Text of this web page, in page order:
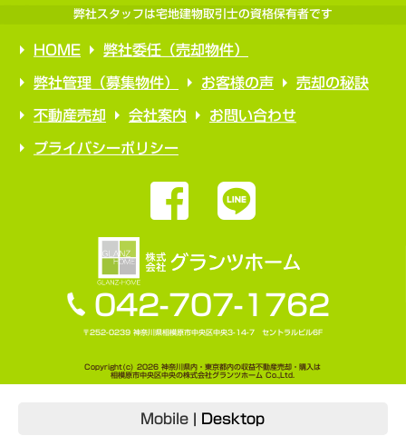
弊社スタッフは宅地建物取引士の資格保有者です
HOME 弊社委任（売却物件）
弊社管理（募集物件） お客様の声 売却の秘訣
不動産売却 会社案内 お問い合わせ
プライバシーポリシー
042-707-1762
〒252-0239 神奈川県相模原市中央区中央3-14-7 セントラルビル6F
Copyright(c) 2026 神奈川県内・東京都内の収益不動産売却・購入は
相模原市中央区中央の株式会社グランツホーム Co.,Ltd.
Mobile Desktop